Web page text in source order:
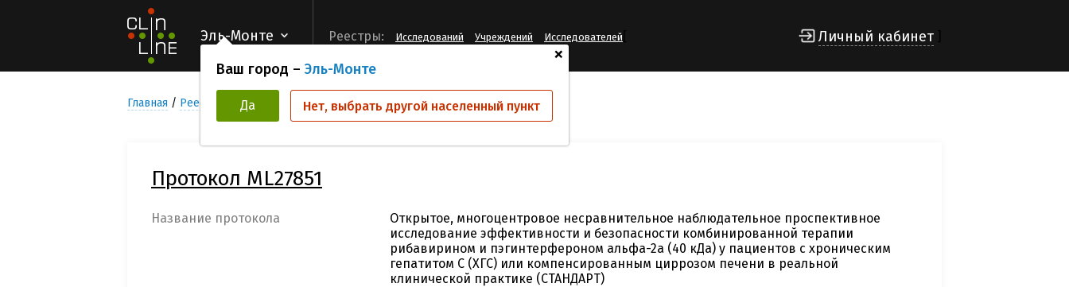
Эль-Монте
+
Ваш город – Эль-Монте
Да Нет, выбрать другой населенный пункт
Реестры: Исследований Учреждений Исследователей Личный кабинет
Главная Реестр Клинических исследований ML27851
Протокол ML27851
Название протокола
Открытое, многоцентровое несравнительное наблюдательное проспективное
исследование эффективности и безопасности комбинированной терапии
рибавирином и пэгинтерфероном альфа-2а (40 кДа) у пациентов с хроническим
гепатитом С (ХГС) или компенсированным циррозом печени в реальной
клинической практике (СТАНДАРТ)